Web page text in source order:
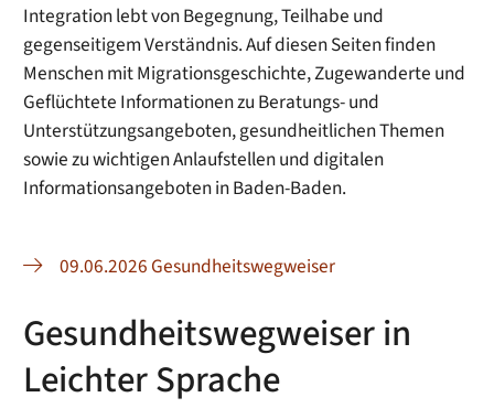
Integration lebt von Begegnung, Teilhabe und
gegenseitigem Verständnis. Auf diesen Seiten finden
Menschen mit Migrationsgeschichte, Zugewanderte und
Geflüchtete Informationen zu Beratungs- und
Unterstützungsangeboten, gesundheitlichen Themen
sowie zu wichtigen Anlaufstellen und digitalen
Informationsangeboten in Baden-Baden.
09.06.2026 Gesundheitswegweiser
Gesundheitswegweiser in
Leichter Sprache